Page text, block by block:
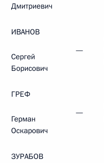
Дмитриевич
ИВАНОВ
Сергей
Борисович
—
ГРЕФ
Герман
Оскарович
—
ЗУРАБОВ